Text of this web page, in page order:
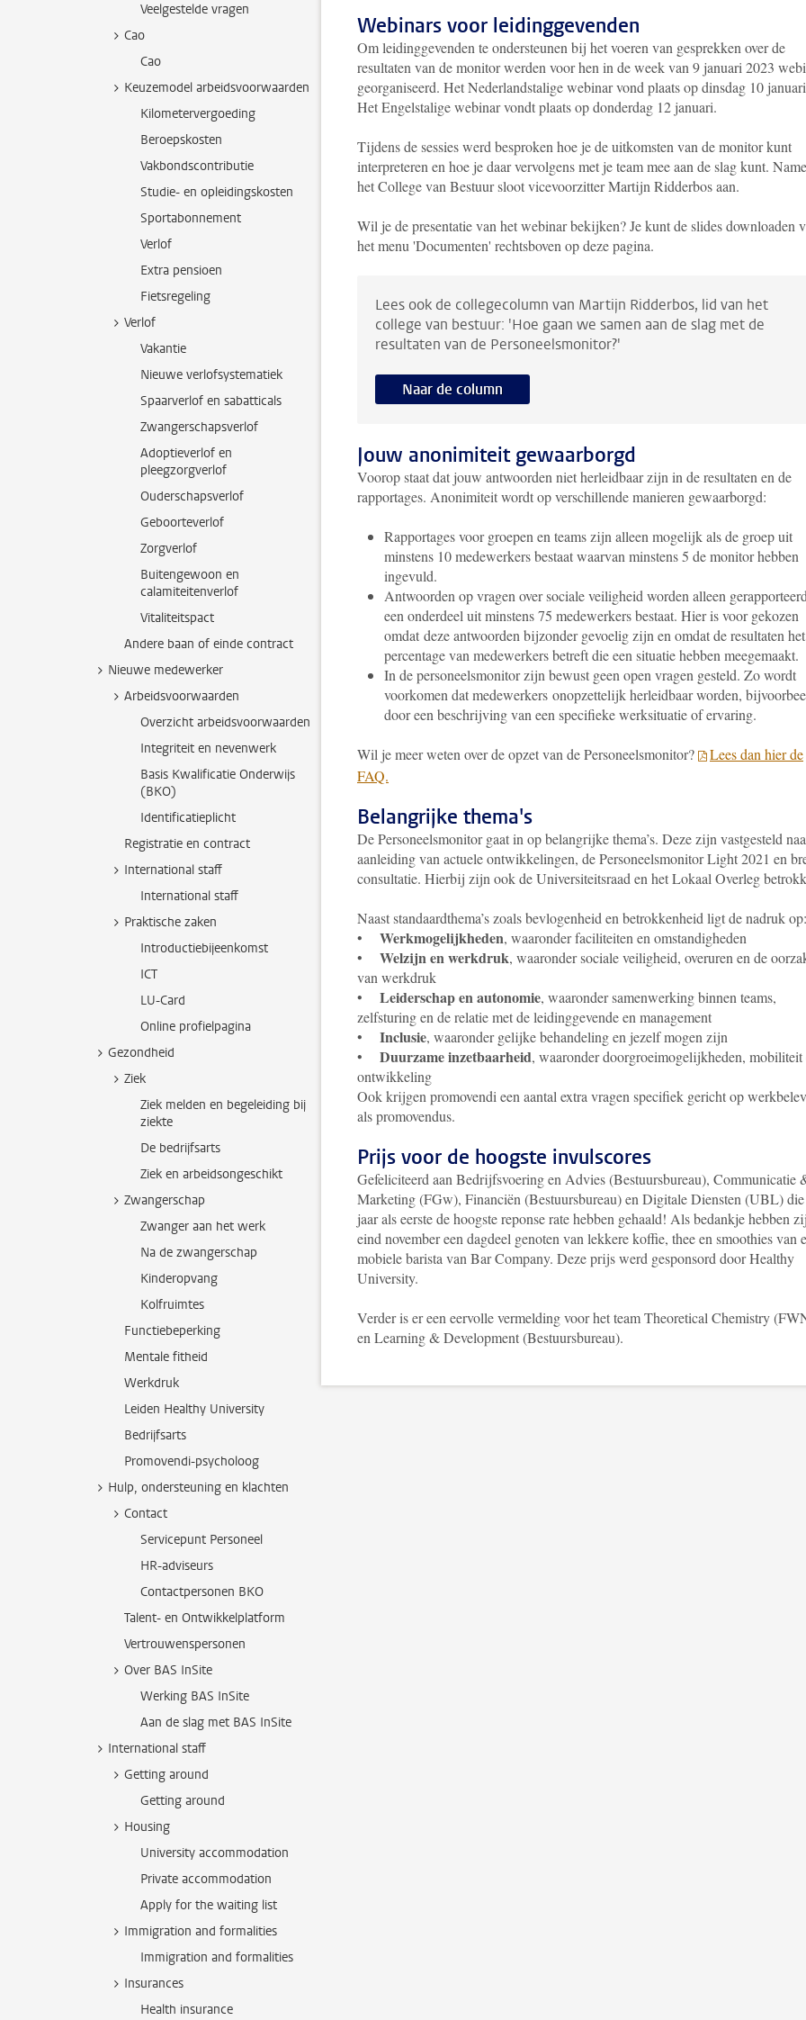
Veelgestelde vragen
Cao
Cao
Keuzemodel arbeidsvoorwaarden
Kilometervergoeding
Beroepskosten
Vakbondscontributie
Studie- en opleidingskosten
Sportabonnement
Verlof
Extra pensioen
Fietsregeling
Verlof
Vakantie
Nieuwe verlofsystematiek
Spaarverlof en sabatticals
Zwangerschapsverlof
Adoptieverlof en
pleegzorgverlof
Ouderschapsverlof
Geboorteverlof
Zorgverlof
Buitengewoon en
calamiteitenverlof
Vitaliteitspact
Andere baan of einde contract
Nieuwe medewerker
Arbeidsvoorwaarden
Overzicht arbeidsvoorwaarden
Integriteit en nevenwerk
Basis Kwalificatie Onderwijs
(BKO)
Identificatieplicht
Registratie en contract
International staff
International staff
Praktische zaken
Introductiebijeenkomst
ICT
LU-Card
Online profielpagina
Gezondheid
Ziek
Ziek melden en begeleiding bij
ziekte
De bedrijfsarts
Ziek en arbeidsongeschikt
Zwangerschap
Zwanger aan het werk
Na de zwangerschap
Kinderopvang
Kolfruimtes
Functiebeperking
Mentale fitheid
Werkdruk
Leiden Healthy University
Bedrijfsarts
Promovendi-psycholoog
Hulp, ondersteuning en klachten
Contact
Servicepunt Personeel
HR-adviseurs
Contactpersonen BKO
Talent- en Ontwikkelplatform
Vertrouwenspersonen
Over BAS InSite
Werking BAS InSite
Aan de slag met BAS InSite
International staff
Getting around
Getting around
Housing
University accommodation
Private accommodation
Apply for the waiting list
Immigration and formalities
Immigration and formalities
Insurances
Health insurance
Webinars voor leidinggevenden
Om leidinggevenden te ondersteunen bij het voeren van gesprekken over de
resultaten van de monitor werden voor hen in de week van 9 januari 2023
georganiseerd. Het Nederlandstalige webinar vond plaats op dinsdag 10
Het Engelstalige webinar vondt plaats op donderdag 12 januari.
Tijdens de sessies werd besproken hoe je de uitkomsten van de monitor kunt
interpreteren en hoe je daar vervolgens met je team mee aan de slag kunt.
het College van Bestuur sloot vicevoorzitter Martijn Ridderbos aan.
Wil je de presentatie van het webinar bekijken? Je kunt de slides downloaden
het menu 'Documenten' rechtsboven op deze pagina.
Lees ook de collegecolumn van Martijn Ridderbos, lid van het
college van bestuur: 'Hoe gaan we samen aan de slag met de
resultaten van de Personeelsmonitor?'
Naar de column
Jouw anonimiteit gewaarborgd
Voorop staat dat jouw antwoorden niet herleidbaar zijn in de resultaten en de
rapportages. Anonimiteit wordt op verschillende manieren gewaarborgd:
Rapportages voor groepen en teams zijn alleen mogelijk als de groep uit
minstens 10 medewerkers bestaat waarvan minstens 5 de monitor hebben
ingevuld.
Antwoorden op vragen over sociale veiligheid worden alleen
een onderdeel uit minstens 75 medewerkers bestaat. Hier is voor gekozen
omdat deze antwoorden bijzonder gevoelig zijn en omdat de resultaten het
percentage van medewerkers betreft die een situatie hebben meegemaakt.
In de personeelsmonitor zijn bewust geen open vragen gesteld. Zo wordt
voorkomen dat medewerkers onopzettelijk herleidbaar worden,
door een beschrijving van een specifieke werksituatie of ervaring.
Wil je meer weten over de opzet van de Personeelsmonitor?
Lees dan hier de
FAQ.
Belangrijke thema's
De Personeelsmonitor gaat in op belangrijke thema’s. Deze zijn vastgesteld
aanleiding van actuele ontwikkelingen, de Personeelsmonitor Light 2021 en
consultatie. Hierbij zijn ook de Universiteitsraad en het Lokaal Overleg
Naast standaardthema’s zoals bevlogenheid en betrokkenheid ligt de nadruk op:
• Werkmogelijkheden, waaronder faciliteiten en omstandigheden
• Welzijn en werkdruk, waaronder sociale veiligheid, overuren en de
van werkdruk
• Leiderschap en autonomie, waaronder samenwerking binnen teams,
zelfsturing en de relatie met de leidinggevende en management
•
Inclusie, waaronder gelijke behandeling en jezelf mogen zijn
• Duurzame inzetbaarheid, waaronder doorgroeimogelijkheden, mobiliteit
ontwikkeling
Ook krijgen promovendi een aantal extra vragen specifiek gericht op
als promovendus.
Prijs voor de hoogste invulscores
Gefeliciteerd aan Bedrijfsvoering en Advies (Bestuursbureau), Communicatie
Marketing (FGw), Financiën (Bestuursbureau) en Digitale Diensten (UBL)
jaar als eerste de hoogste reponse rate hebben gehaald! Als bedankje hebben zij
eind november een dagdeel genoten van lekkere koffie, thee en smoothies van
mobiele barista van Bar Company. Deze prijs werd gesponsord door Healthy
University.
Verder is er een eervolle vermelding voor het team Theoretical Chemistry
en Learning & Development (Bestuursbureau).